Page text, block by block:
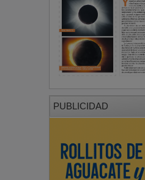
PUBLICIDAD